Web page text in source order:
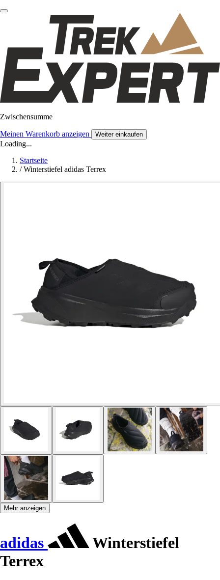
Zwischensumme
Meinen Warenkorb anzeigen Weiter einkaufen
Loading...
Startseite
/ Winterstiefel adidas Terrex
Mehr anzeigen
adidas
Winterstiefel
Terrex